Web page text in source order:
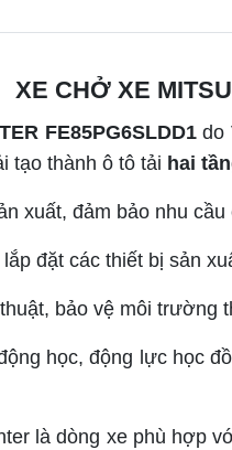
XE CHỞ XE
FE85PG6SLDD1do
tạo thành ô tô tải hai
xuất, đảm bảo nhu
đặt các thiết bị sản
bảo vệ môi trường
học, động lực học
là dòng xe phù hợp